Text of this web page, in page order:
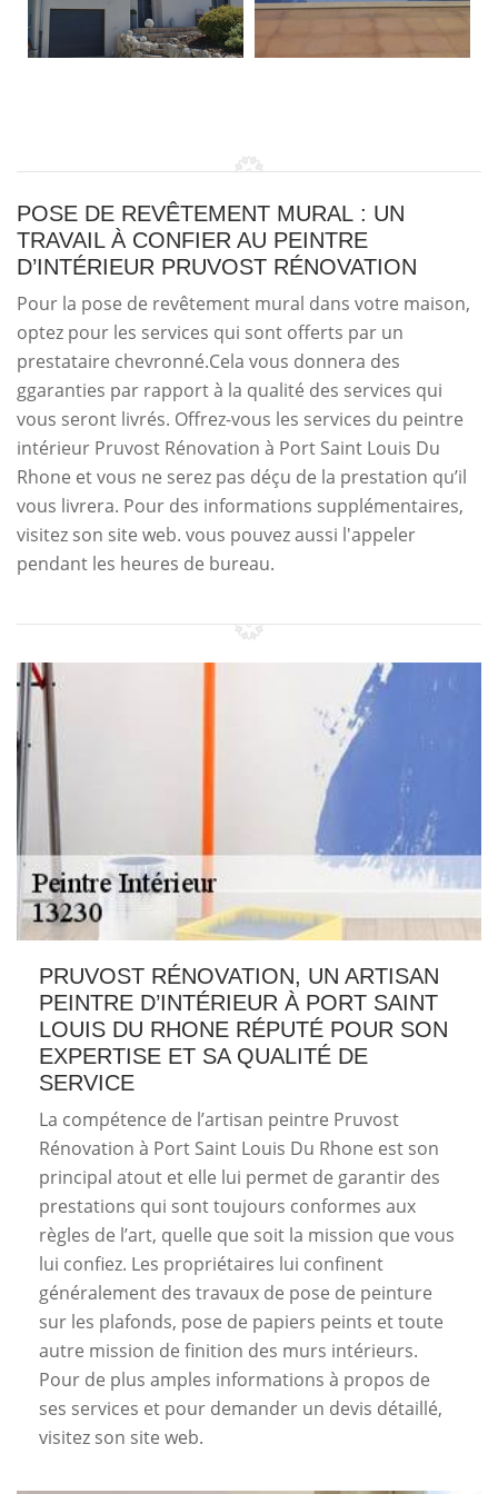
POSE DE REVÊTEMENT MURAL : UN
TRAVAIL À CONFIER AU PEINTRE
D’INTÉRIEUR PRUVOST RÉNOVATION
Pour la pose de revêtement mural dans votre maison,
optez pour les services qui sont offerts par un
prestataire chevronné.Cela vous donnera des
ggaranties par rapport à la qualité des services qui
vous seront livrés. Offrez-vous les services du peintre
intérieur Pruvost Rénovation à Port Saint Louis Du
Rhone et vous ne serez pas déçu de la prestation qu’il
vous livrera. Pour des informations supplémentaires,
visitez son site web. vous pouvez aussi l'appeler
pendant les heures de bureau.
PRUVOST RÉNOVATION, UN ARTISAN
PEINTRE D’INTÉRIEUR À PORT SAINT
LOUIS DU RHONE RÉPUTÉ POUR SON
EXPERTISE ET SA QUALITÉ DE
SERVICE
La compétence de l’artisan peintre Pruvost
Rénovation à Port Saint Louis Du Rhone est son
principal atout et elle lui permet de garantir des
prestations qui sont toujours conformes aux
règles de l’art, quelle que soit la mission que vous
lui confiez. Les propriétaires lui confinent
généralement des travaux de pose de peinture
sur les plafonds, pose de papiers peints et toute
autre mission de finition des murs intérieurs.
Pour de plus amples informations à propos de
ses services et pour demander un devis détaillé,
visitez son site web.